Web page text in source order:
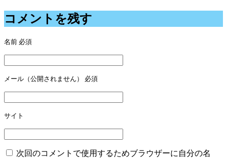
ナ
ビ
ゲ
ー
シ
ョ
ン
コメントを残す
名前 必須
メール（公開されません） 必須
サイト
次回のコメントで使用するためブラウザーに自分の名